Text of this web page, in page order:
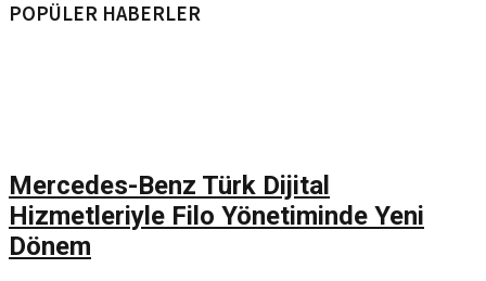
POPÜLER HABERLER
Mercedes-Benz Türk Dijital
Hizmetleriyle Filo Yönetiminde Yeni
Dönem